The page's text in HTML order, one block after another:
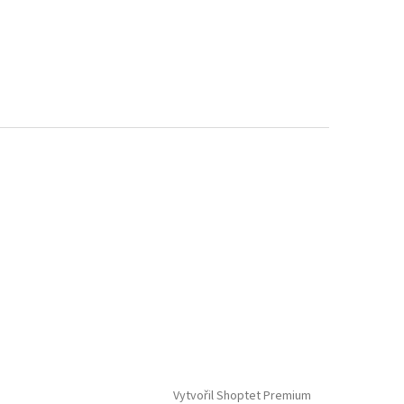
Vytvořil Shoptet Premium